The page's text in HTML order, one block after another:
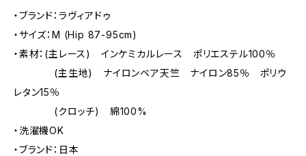
・ブランド：ラヴィアドゥ
・サイズ：M (Hip 87-95cm)
・素材：(主レース) インケミカルレース ポリエステル100％
(主生地) ナイロンベア天竺 ナイロン85％ ポリウ
レタン15％
(クロッチ) 綿100%
・洗濯機OK
・ブランド：日本